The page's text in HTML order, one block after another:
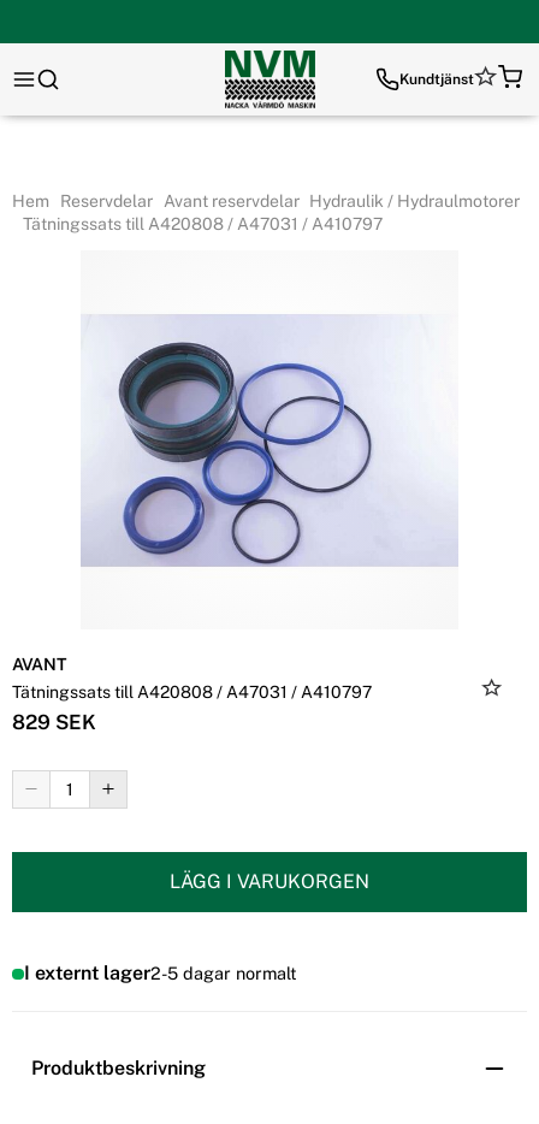
Kundtjänst
Hem Reservdelar Avant reservdelar Hydraulik / Hydraulmotorer
Tätningssats till A420808 / A47031 / A410797
AVANT
Tätningssats till A420808 / A47031 / A410797
829 SEK
LÄGG I VARUKORGEN
I externt lager2-5 dagar normalt
Produktbeskrivning